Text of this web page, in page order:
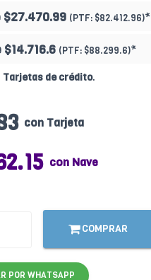
$27.470.99 (PTF: $82.412.96)*
$14.716.6 (PTF: $88.299.6)*
Tarjetas de crédito.
con Tarjeta
con Nave
COMPRAR
POR WHATSAPP